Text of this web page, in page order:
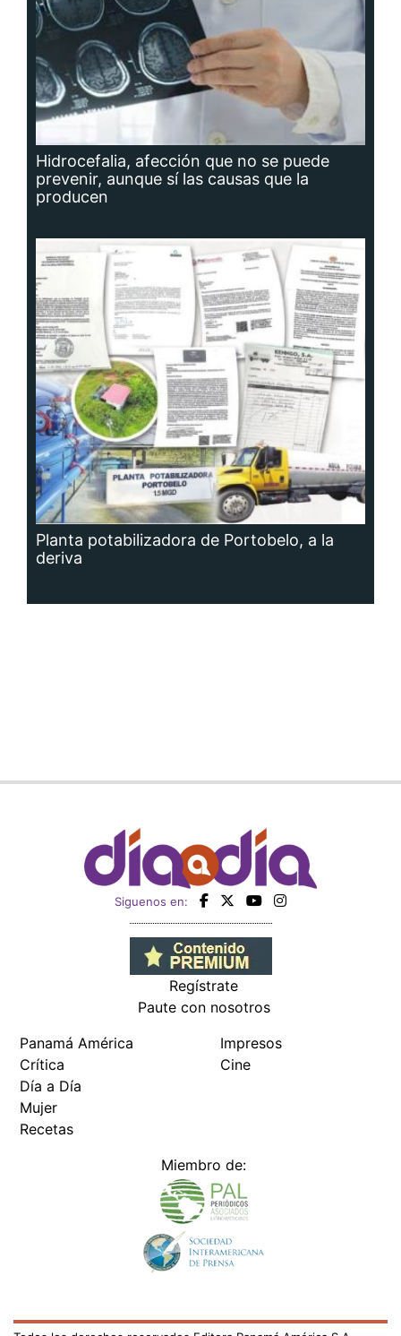
Hidrocefalia, afección que no se puede
prevenir, aunque sí las causas que la
producen
Planta potabilizadora de Portobelo, a la
deriva
Siguenos en:
Regístrate
Paute con nosotros
Panamá América
Crítica
Día a Día
Mujer
Recetas
Impresos
Cine
Miembro de: